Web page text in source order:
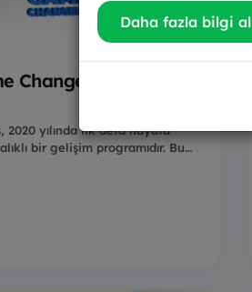
Changers
2020 yılında ilk defa hayata
bir gelişim programıdır. Bu
Daha fazla bilgi al